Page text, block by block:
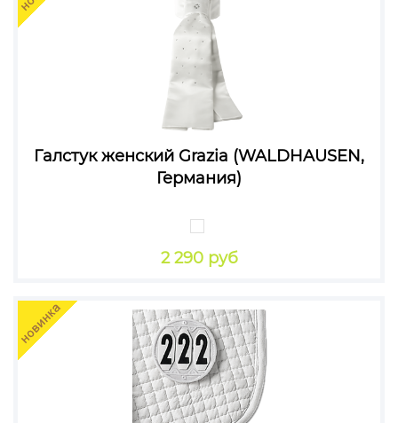
Галстук женский Grazia (WALDHAUSEN,
Германия)
2 290 руб